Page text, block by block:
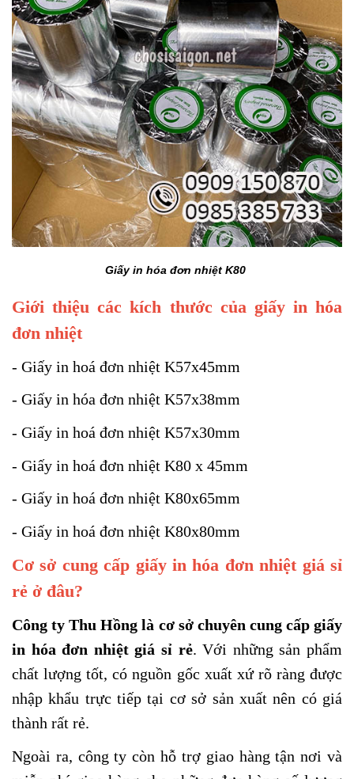
Giấy in hóa đơn nhiệt K80
Giới thiệu các kích thước của giấy in hóa
đơn nhiệt
- Giấy in hoá đơn nhiệt K57x45mm
- Giấy in hóa đơn nhiệt K57x38mm
- Giấy in hoá đơn nhiệt K57x30mm
- Giấy in hoá đơn nhiệt K80 x 45mm
- Giấy in hoá đơn nhiệt K80x65mm
- Giấy in hoá đơn nhiệt K80x80mm
Cơ sở cung cấp giấy in hóa đơn nhiệt giá sỉ
rẻ ở đâu?
Công ty Thu Hồng là cơ sở chuyên cung cấp giấy
in hóa đơn nhiệt giá sỉ rẻ. Với những sản phẩm
chất lượng tốt, có nguồn gốc xuất xứ rõ ràng được
nhập khẩu trực tiếp tại cơ sở sản xuất nên có giá
thành rất rẻ.
Ngoài ra, công ty còn hỗ trợ giao hàng tận nơi và